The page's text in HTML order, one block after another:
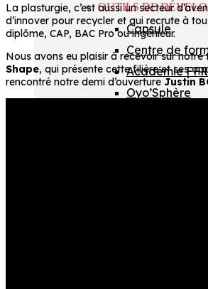
OUTILS DE
Capsule
Centre de
Académie FFR
Oyo’Sphère
La plasturgie, c’est aussi un secteur
d’innover pour recycler et qui recrute à
diplôme, CAP, BAC Pro ou ingénieur.
Nous avons eu plaisir à recevoir sur notre
Shape, qui présente cette filière et ses
rencontré notre demi d’ouverture Justin